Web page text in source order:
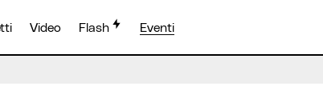
Video Flash Eventi